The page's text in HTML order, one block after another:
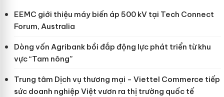
EEMC giới thiệu máy biến áp 500 kV tại Tech Connect
Forum, Australia
Dòng vốn Agribank bồi đắp động lực phát triển từ khu
vực “Tam nông”
Trung tâm Dịch vụ thương mại - Viettel Commerce tiếp
sức doanh nghiệp Việt vươn ra thị trường quốc tế